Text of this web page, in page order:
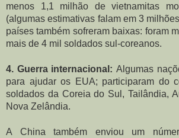
menos 1,1 milhão de vietnamitas
(algumas estimativas falam em 3
países também sofreram baixas: foram
mais de 4 mil soldados sul-coreanos.
4. Guerra internacional: Algumas
para ajudar os EUA; participaram do
soldados da Coreia do Sul, Tailândia,
Nova Zelândia.
A China também enviou um